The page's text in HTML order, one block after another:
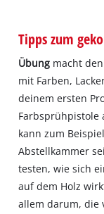
Tipps zum
Übung macht
mit Farben,
deinem ersten
Farbsprühpistole
kann zum
Abstellkammer
testen, wie sich
auf dem Holz
allem darum, die